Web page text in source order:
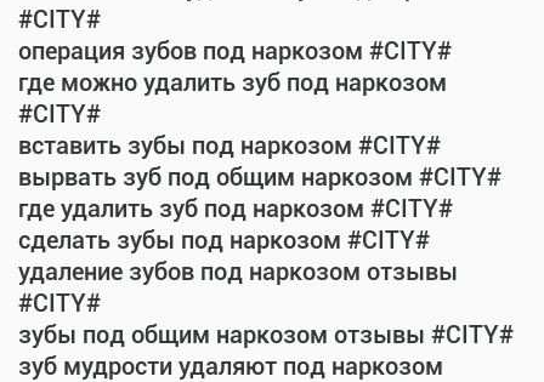
#CITY#
операция зубов под наркозом #CITY#
где можно удалить зуб под наркозом
#CITY#
вставить зубы под наркозом #CITY#
вырвать зуб под общим наркозом #CITY#
где удалить зуб под наркозом #CITY#
сделать зубы под наркозом #CITY#
удаление зубов под наркозом отзывы
#CITY#
зубы под общим наркозом отзывы #CITY#
зуб мудрости удаляют под наркозом